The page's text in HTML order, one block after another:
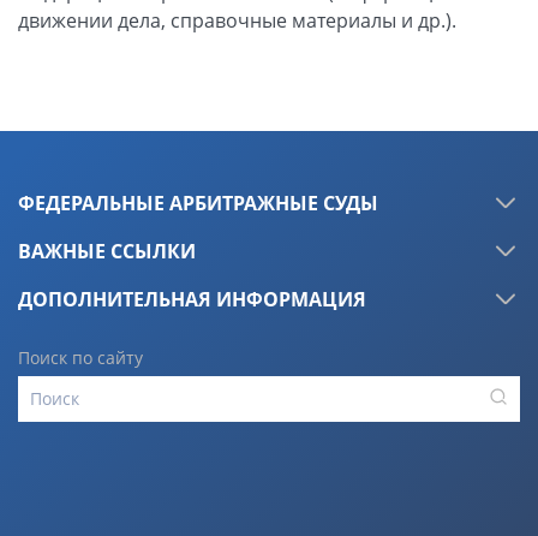
ФЕДЕРАЛЬНЫЕ АРБИТРАЖНЫЕ СУДЫ
ВАЖНЫЕ ССЫЛКИ
ДОПОЛНИТЕЛЬНАЯ ИНФОРМАЦИЯ
Поиск по сайту